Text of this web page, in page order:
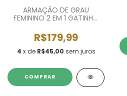
ARMAÇÃO DE GRAU
FEMININO 2 EM 1 GATINHO
R$179,99
4 x de R$45,00 sem juros
COMPRAR